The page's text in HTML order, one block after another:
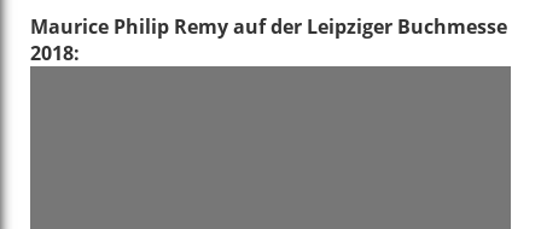
Maurice Philip Remy auf der Leipziger Buchmesse
2018: